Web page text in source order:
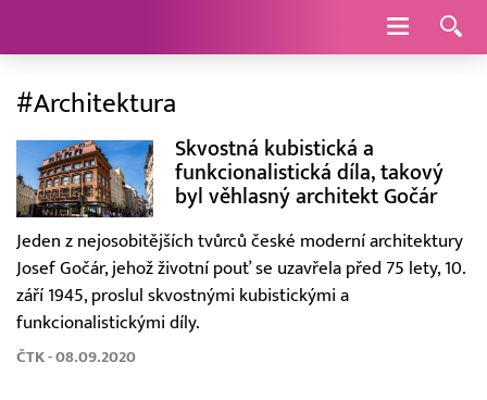
Navigace
#Architektura
Skvostná kubistická a
funkcionalistická díla, takový
byl věhlasný architekt Gočár
Jeden z nejosobitějších tvůrců české moderní architektury
Josef Gočár, jehož životní pouť se uzavřela před 75 lety, 10.
září 1945, proslul skvostnými kubistickými a
funkcionalistickými díly.
ČTK - 08.09.2020